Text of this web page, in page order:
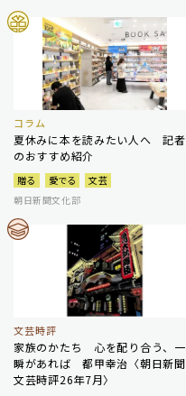
コラム
夏休みに本を読みたい人へ 記者
のおすすめ紹介
贈る 愛でる
文芸
朝日新聞文化部
文芸時評
家族のかたち 心を配り合う、一
瞬があれば 都甲幸治〈朝日新聞
文芸時評26年7月〉